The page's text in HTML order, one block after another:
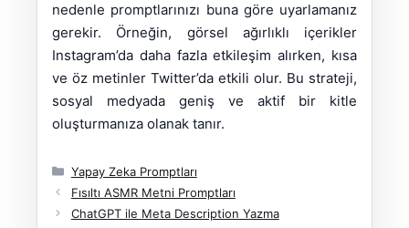
nedenle promptlarınızı buna göre uyarlamanız
gerekir. Örneğin, görsel ağırlıklı içerikler
Instagram’da daha fazla etkileşim alırken, kısa
ve öz metinler Twitter’da etkili olur. Bu strateji,
sosyal medyada geniş ve aktif bir kitle
oluşturmanıza olanak tanır.
Kategoriler
Yapay Zeka Promptları
Fısıltı ASMR Metni Promptları
ChatGPT ile Meta Description Yazma